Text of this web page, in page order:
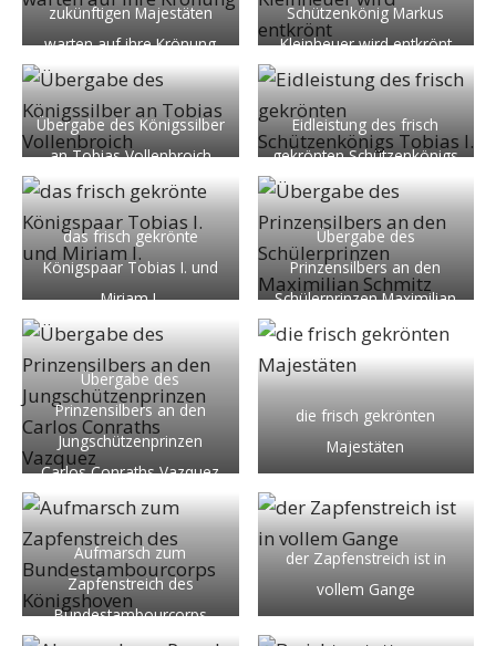
zukünftigen Majestäten
warten auf ihre Krönung
Schützenkönig Markus
Kleinheuer wird entkrönt
Übergabe des Königssilber
an Tobias Vollenbroich
Eidleistung des frisch
gekrönten Schützenkönigs
Tobias I.
das frisch gekrönte
Königspaar Tobias I. und
Miriam I.
Übergabe des
Prinzensilbers an den
Schülerprinzen Maximilian
Schmitz
Übergabe des
Prinzensilbers an den
Jungschützenprinzen
Carlos Conraths Vazquez
die frisch gekrönten
Majestäten
Aufmarsch zum
Zapfenstreich des
Bundestambourcorps
der Zapfenstreich ist in
vollem Gange